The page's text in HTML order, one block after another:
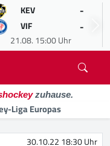
KEV -
VIF -
21.08. 15:00 Uhr
zuhause.
Liga Europas
30.10.22 18:30 Uhr